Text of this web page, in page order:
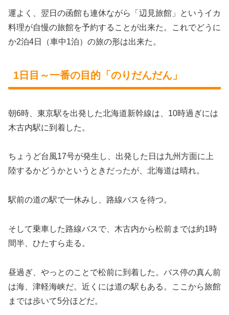
運よく、翌日の函館も連休ながら「辺見旅館」というイカ
料理が自慢の旅館を予約することが出来た。これでどうに
か2泊4日（車中1泊）の旅の形は出来た。
1日目～一番の目的「のりだんだん」
朝6時、東京駅を出発した北海道新幹線は、10時過ぎには
木古内駅に到着した。
ちょうど台風17号が発生し、出発した日は九州方面に上
陸するかどうかというときだったが、北海道は晴れ。
駅前の道の駅で一休みし、路線バスを待つ。
そして乗車した路線バスで、木古内から松前までは約1時
間半、ひたすら走る。
昼過ぎ、やっとのことで松前に到着した。バス停の真ん前
は海、津軽海峡だ。近くには道の駅もある。ここから旅館
までは歩いて5分ほどだ。